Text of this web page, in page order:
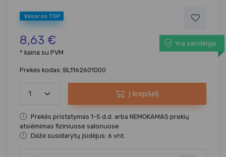
Vasaros TOP
8,63 €
Yra sandėlyje
* kaina su PVM
Prekės kodas: BL1162601000
Į krepšelį
Prekės pristatymas 1-5 d.d. arba NEMOKAMAS prekių
atsiėmimas fiziniuose salonuose
Dėžė susidarytų įsidėjus: 6 vnt.